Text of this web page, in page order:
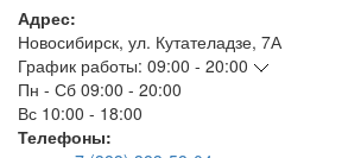
Адрес:
Новосибирск, ул. Кутателадзе, 7А
График работы: 09:00 - 20:00
Пн - Сб 09:00 - 20:00
Вс 10:00 - 18:00
Телефоны: